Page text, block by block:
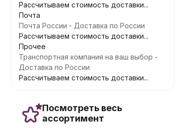
Рассчитываем стоимость доставки...
Почта
Почта России - Доставка по России
Рассчитываем стоимость доставки...
Прочее
Транспортная компания на ваш выбор -
Доставка по России
Рассчитываем стоимость доставки...
Посмотреть весь
ассортимент